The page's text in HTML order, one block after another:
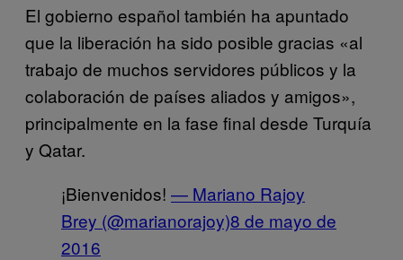
El gobierno español también ha apuntado
que la liberación ha sido posible gracias «al
trabajo de muchos servidores públicos y la
colaboración de países aliados y amigos»,
principalmente en la fase final desde Turquía
y Qatar.
¡Bienvenidos! — Mariano Rajoy
Brey (@marianorajoy)8 de mayo de
2016